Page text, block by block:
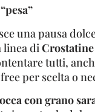
una pausa
linea di
tutti,
per scelta o
con grano